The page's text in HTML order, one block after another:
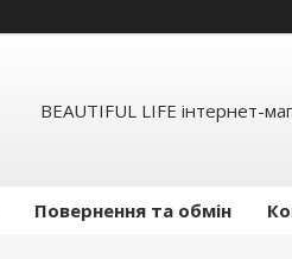
BEAUTIFUL LIFE інтернет-
Повернення та обмін